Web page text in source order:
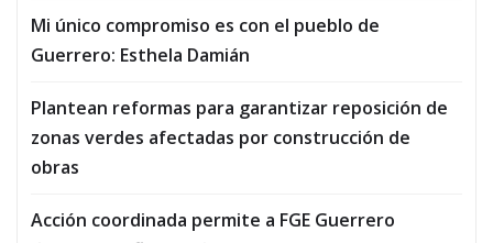
Mi único compromiso es con el pueblo de
Guerrero: Esthela Damián
Plantean reformas para garantizar reposición de
zonas verdes afectadas por construcción de
obras
Acción coordinada permite a FGE Guerrero